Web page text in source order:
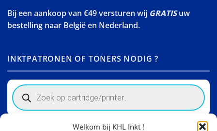
Welkom bij KHL Inkt !
Bij een aankoop van €49 versturen wij GRATISuw
bestelling naar België en Nederland.
INKTPATRONEN OF TONERS NODIG ?
Products
search